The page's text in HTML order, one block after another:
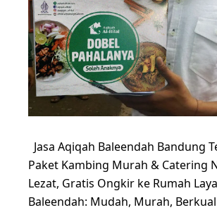
Jasa Aqiqah Baleendah Bandung
Paket Kambing Murah & Catering
Lezat, Gratis Ongkir ke Rumah
Baleendah: Mudah, Murah,